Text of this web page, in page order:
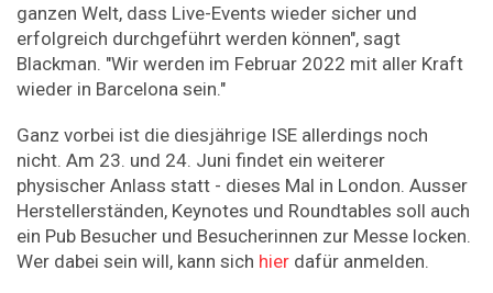
ganzen Welt, dass Live-Events wieder sicher und
erfolgreich durchgeführt werden können", sagt
Blackman. "Wir werden im Februar 2022 mit aller Kraft
wieder in Barcelona sein."
Ganz vorbei ist die diesjährige ISE allerdings noch
nicht. Am 23. und 24. Juni findet ein weiterer
physischer Anlass statt - dieses Mal in London. Ausser
Herstellerständen, Keynotes und Roundtables soll auch
ein Pub Besucher und Besucherinnen zur Messe locken.
Wer dabei sein will, kann sich hier dafür anmelden.